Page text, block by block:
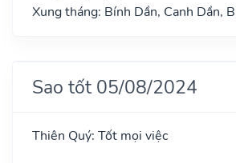
Xung tháng: Bính Dần, Canh Dần,
Sao tốt 05/08/2024
Thiên Quý: Tốt mọi việc